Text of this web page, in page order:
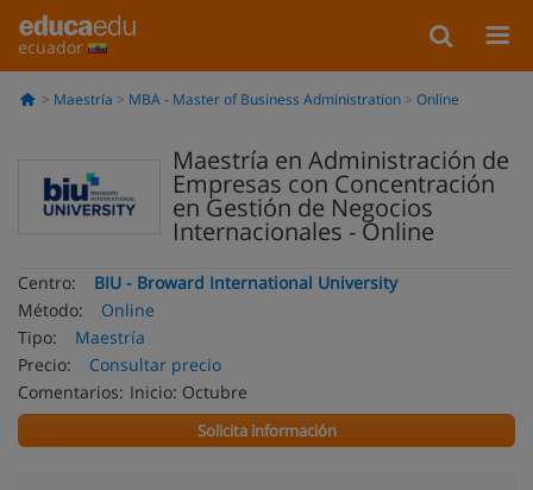
ecuador
Maestría MBA - Master of Business Administration Online
Maestría en Administración de
Empresas con Concentración
en Gestión de Negocios
Internacionales - Online
Centro:
BIU - Broward International University
Método:
Online
Tipo:
Maestría
Precio:
Consultar precio
Comentarios: Inicio: Octubre
Solicita información